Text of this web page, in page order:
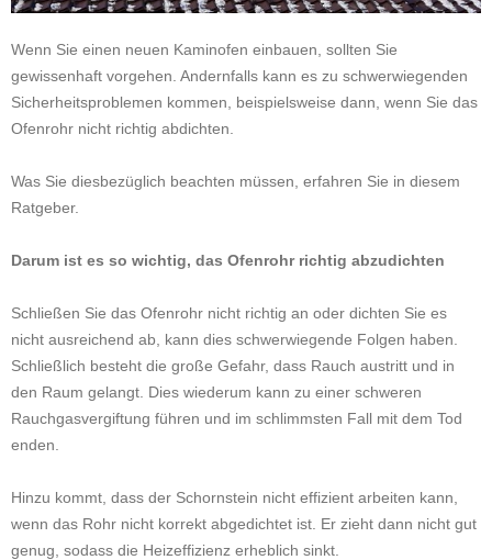
Wenn Sie einen neuen Kaminofen einbauen, sollten Sie
gewissenhaft vorgehen. Andernfalls kann es zu schwerwiegenden
Sicherheitsproblemen kommen, beispielsweise dann, wenn Sie das
Ofenrohr nicht richtig abdichten.
Was Sie diesbezüglich beachten müssen, erfahren Sie in diesem
Ratgeber.
Darum ist es so wichtig, das Ofenrohr richtig abzudichten
Schließen Sie das Ofenrohr nicht richtig an oder dichten Sie es
nicht ausreichend ab, kann dies schwerwiegende Folgen haben.
Schließlich besteht die große Gefahr, dass Rauch austritt und in
den Raum gelangt. Dies wiederum kann zu einer schweren
Rauchgasvergiftung führen und im schlimmsten Fall mit dem Tod
enden.
Hinzu kommt, dass der Schornstein nicht effizient arbeiten kann,
wenn das Rohr nicht korrekt abgedichtet ist. Er zieht dann nicht gut
genug, sodass die Heizeffizienz erheblich sinkt.